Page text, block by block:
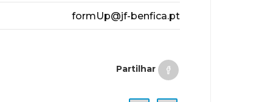
formUp@jf-benfica.pt
Partilhar